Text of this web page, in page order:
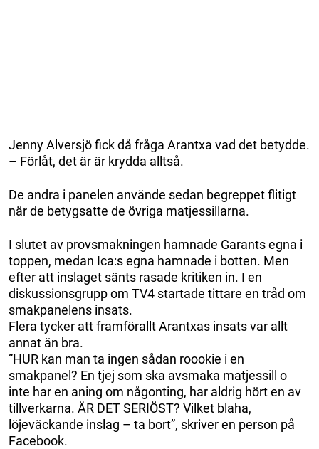
Jenny Alversjö fick då fråga Arantxa vad det betydde.
– Förlåt, det är är krydda alltså.
De andra i panelen använde sedan begreppet flitigt
när de betygsatte de övriga matjessillarna.
I slutet av provsmakningen hamnade Garants egna i
toppen, medan Ica:s egna hamnade i botten. Men
efter att inslaget sänts rasade kritiken in. I en
diskussionsgrupp om TV4 startade tittare en tråd om
smakpanelens insats.
Flera tycker att framförallt Arantxas insats var allt
annat än bra.
”HUR kan man ta ingen sådan roookie i en
smakpanel? En tjej som ska avsmaka matjessill o
inte har en aning om någonting, har aldrig hört en av
tillverkarna. ÄR DET SERIÖST? Vilket blaha,
löjeväckande inslag – ta bort”, skriver en person på
Facebook.